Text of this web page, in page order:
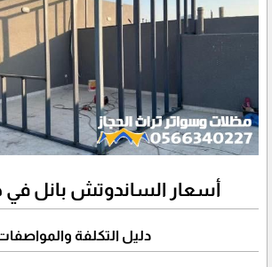
أسعار الساندوتش بانل في جدة
دليل التكلفة